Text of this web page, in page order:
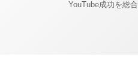
YouTube成功を総